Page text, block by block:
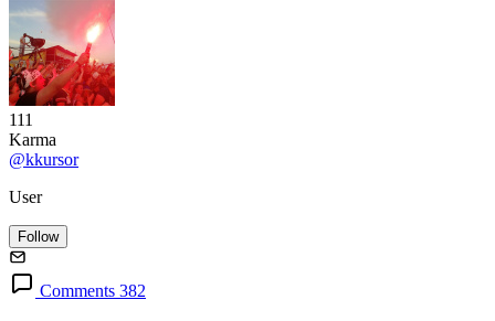
111
Karma
@kkursor
User
Follow
Comments 382